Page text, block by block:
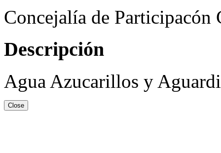
Concejalía de Participacón
Descripción
Agua Azucarillos y
Close